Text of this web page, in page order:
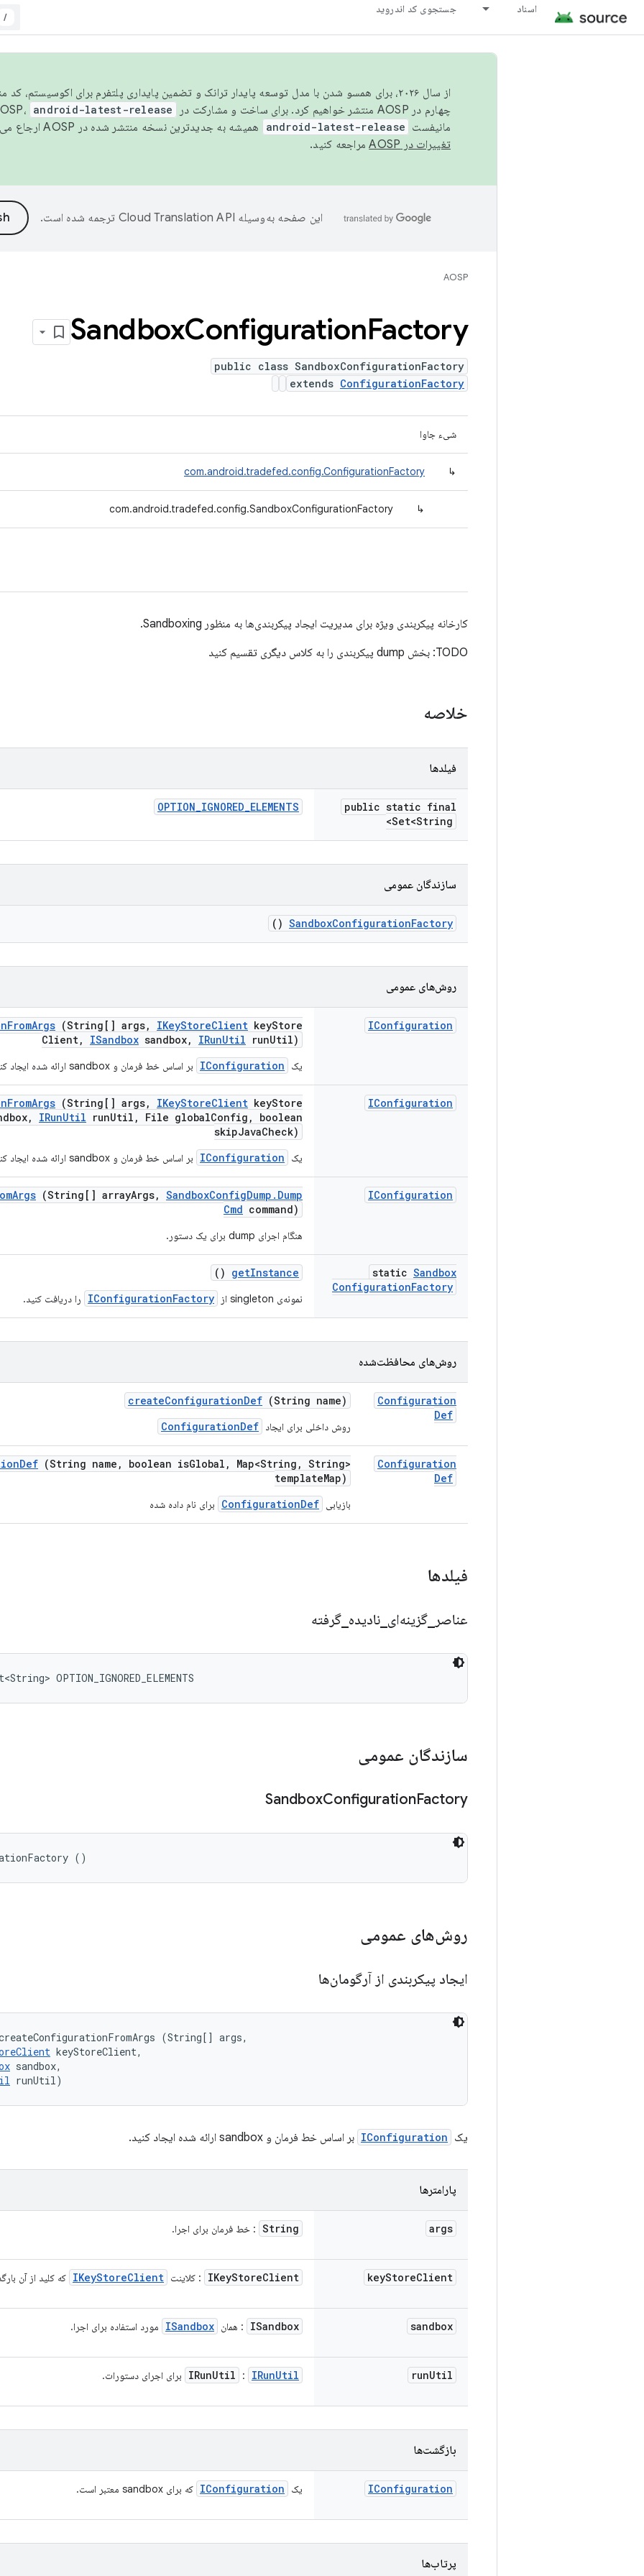
اسناد جستجوی کد اندروید
/
از سال ۲۰۲۶، برای همسو شدن با مدل توسعه پایدار ترانک و تضمین پایداری پلتفرم برای اکوسیستم،
چهارم در AOSP منتشر خواهیم کرد. برای ساخت و مشارکت در AOSP،
android-latest-release
مانیفست android-latest-release
همیشه به جدیدترین نسخه منتشر شده در AOSP ارجاع می‌دهد. برای اطلاعات بیشتر، به
تغییرات در AOSP
مراجعه کنید.
این صفحه به‌وسیله ترجمه شده است.
AOSP
SandboxConfigurationFactory
public class SandboxConfigurationFactory
extends ConfigurationFactory
شیء جاوا
↳
com.android.tradefed.config.ConfigurationFactory
↳
com.android.tradefed.config.SandboxConfigurationFactory
کارخانه پیکربندی ویژه برای مدیریت ایجاد پیکربندی‌ها به منظور Sandboxing.
TODO: بخش dump پیکربندی را به کلاس دیگری تقسیم کنید
خلاصه
فیلدها
public static final
Set<String>
OPTION_IGNORED_ELEMENTS
سازندگان عمومی
SandboxConfigurationFactory
()
روش‌های عمومی
IConfiguration
FromArgs (String[] args, IKeyStoreClient keyStore
Client, ISandbox sandbox, IRunUtil runUtil)
یک IConfiguration بر اساس خط فرمان و sandbox ارائه شده ایجاد کنید.
IConfiguration
FromArgs (String[] args, IKeyStoreClient keyStore
, IRunUtil runUtil , File globalConfig ,
boolean
skipJavaCheck)
یک IConfiguration بر اساس خط فرمان و sandbox ارائه شده ایجاد کنید.
IConfiguration
Args (String[] arrayArgs, SandboxConfigDump . Dump
Cmd command)
هنگام اجرای dump برای یک دستور.
static Sandbox
ConfigurationFactory
getInstance
()
نمونه‌ی singleton از IConfigurationFactory را دریافت کنید.
روش‌های محافظت‌شده
Configuration
Def
createConfigurationDef (String name)
روش داخلی برای ایجاد ConfigurationDef
Configuration
Def
Def (String name , boolean isGlobal , Map<String , String>
templateMap)
بازیابی ConfigurationDef برای نام داده شده
فیلدها
عناصر گزینه‌ای نادیده گرفته
OPTION_IGNORED_ELEMENTS
سازندگان عمومی
SandboxConfigurationFactory
()
روش‌های عمومی
ایجاد پیکربندی از آرگومان‌ها
(String[] args,
keyStoreClient,
sandbox,
runUtil)
یک IConfiguration بر اساس خط فرمان و sandbox ارائه شده ایجاد کنید.
پارامترها
args
String : خط فرمان برای اجرا.
keyStoreClient
IKeyStoreClient : کلاینت IKeyStoreClient که کلید از آن
sandbox
ISandbox : همان ISandbox مورد استفاده برای اجرا.
runUtil
IRunUtil : IRunUtil برای اجرای دستورات.
بازگشت‌ها
IConfiguration یک IConfiguration که برای sandbox معتبر است.
پرتاب‌ها